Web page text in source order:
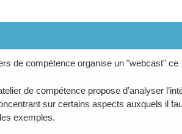
de compétence organise un "webcast"
de compétence propose d’analyser
sur certains aspects auxquels il
exemples.